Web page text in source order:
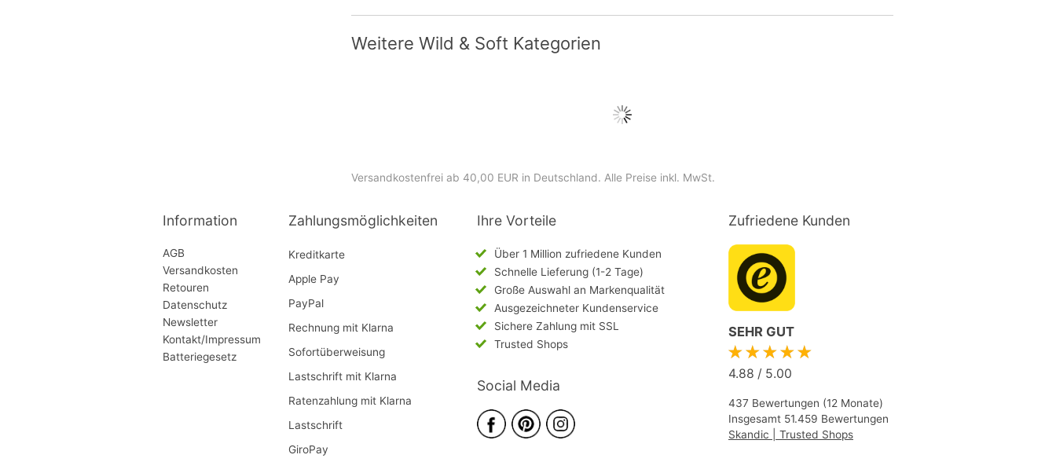
Weitere Wild & Soft Kategorien
Versandkostenfrei ab 40,00 EUR in Deutschland. Alle Preise inkl. MwSt.
Information
AGB
Versandkosten
Retouren
Datenschutz
Newsletter
Kontakt/Impressum
Batteriegesetz
Zahlungsmöglichkeiten
Kreditkarte
Apple Pay
PayPal
Rechnung mit Klarna
Sofortüberweisung
Lastschrift mit Klarna
Ratenzahlung mit Klarna
Lastschrift
GiroPay
Ihre Vorteile
Über 1 Million zufriedene Kunden
Schnelle Lieferung (1-2 Tage)
Große Auswahl an Markenqualität
Ausgezeichneter Kundenservice
Sichere Zahlung mit SSL
Trusted Shops
Social Media
Zufriedene Kunden
SEHR GUT
★★★★★
4.88 / 5.00
437 Bewertungen (12 Monate)
Insgesamt 51.459 Bewertungen
Skandic | Trusted Shops